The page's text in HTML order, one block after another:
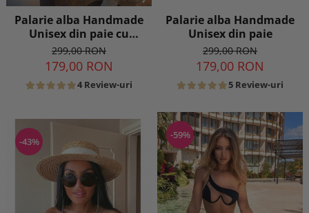
Palarie alba Handmade
Unisex din paie cu
bentita detasabila
299,00 RON
179,00 RON
4 Review-uri
Palarie alba Handmade
Unisex din paie
299,00 RON
179,00 RON
5 Review-uri
-43%
-59%